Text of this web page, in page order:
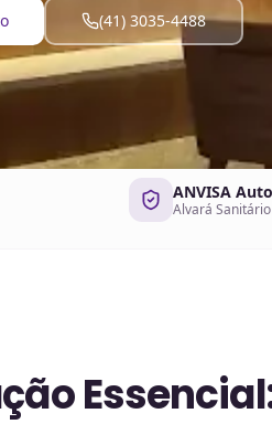
(41) 3035-4488
ANVISA
Alvará